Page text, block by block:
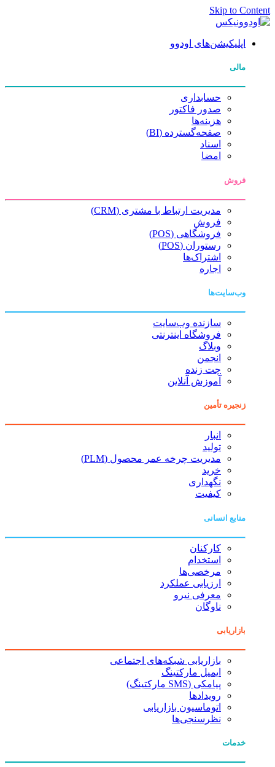
Skip to Content
اپلیکیشن‌های اودوو
مالی
حسابداری
صدور فاکتور
هزینه‌ها
صفحه‌گسترده (BI)
اسناد
امضا
فروش
مدیریت ارتباط با مشتری (CRM)
فروش
فروشگاهی (POS)
رستوران (POS)
اشتراک‌ها
اجاره
وب‌سایت‌ها
سازنده وب‌سایت
فروشگاه اینترنتی
وبلاگ
انجمن
چت زنده
آموزش آنلاین
زنجیره تأمین
انبار
تولید
مدیریت چرخه عمر محصول (PLM)
خرید
نگهداری
کیفیت
منابع انسانی
کارکنان
استخدام
مرخصی‌ها
ارزیابی عملکرد
معرفی نیرو
ناوگان
بازاریابی
بازاریابی شبکه‌های اجتماعی
ایمیل مارکتینگ
پیامکی (SMS مارکتینگ)
رویدادها
اتوماسیون بازاریابی
نظرسنجی‌ها
خدمات